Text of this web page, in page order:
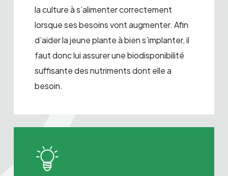
la culture à s’alimenter correctement
lorsque ses besoins vont augmenter. Afin
d’aider la jeune plante à bien s’implanter, il
faut donc lui assurer une biodisponibilité
suffisante des nutriments dont elle a
besoin.